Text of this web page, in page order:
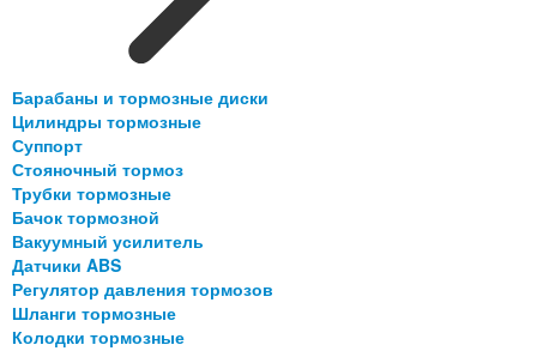
Барабаны и тормозные диски
Цилиндры тормозные
Суппорт
Стояночный тормоз
Трубки тормозные
Бачок тормозной
Вакуумный усилитель
Датчики ABS
Регулятор давления тормозов
Шланги тормозные
Колодки тормозные